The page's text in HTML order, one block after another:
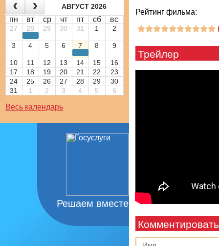
АВГУСТ 2026
пн вт ср чт пт сб вс
27 28 29 30 31 1 2
3 4 5 6 7 8 9
10 11 12 13 14 15
16
17
18 19 20 21 22
23
24
25 26 27 28 29
30
31
1 2 3 4 5 6
Весь календарь
Решаем вместе
Рейтинг фильма:
Трейлер
Комментировать